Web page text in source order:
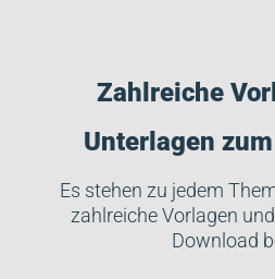
Zahlreiche
Unterlagen
Es stehen zu jedem
zahlreiche Vorlagen
Download